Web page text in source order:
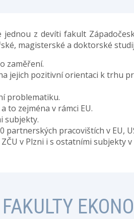
jednou z devíti fakult
magisterské a doktorské
zaměření.
jejich pozitivní orientaci k trhu
problematiku.
to zejména v rámci EU.
subjekty.
pracovištích v EU,
v Plzni i s ostatními subjekty v